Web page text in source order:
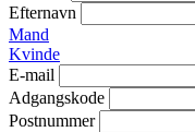
Efternavn
Mand
Kvinde
E-mail
Adgangskode
Postnummer